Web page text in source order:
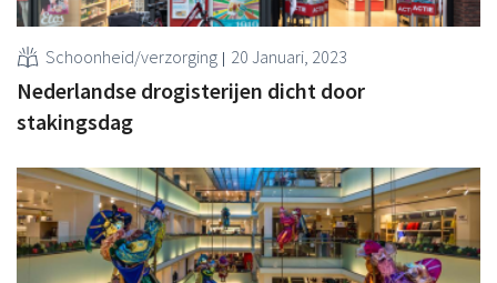
Schoonheid/verzorging 20 Januari, 2023
Nederlandse drogisterijen dicht door
stakingsdag